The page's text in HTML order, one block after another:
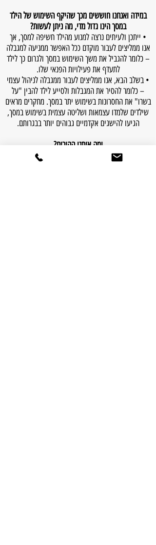
במידה ואנחנו חוששים מכך שהיקף השימוש של הילד
במסך הינו גדול מדי, מה ניתן לעשות?
• ייתכן ולעיתים נרצה למנוע מהילד חשיפה למסך, אך
אנו ממליצים לעבור מוקדם ככל האפשר ממניעה למגבלה
– כלומר להגביל את משך השימוש במסך ולגרום כך לילד
לתעדף את פעילויות הפנאי שלו.
• בשלב הבא, אנו ממליצים לעבור ממגבלה לניהול עצמי
– כלומר להסיר את המגבלות ולסייע לילד להבין "על
בשרו" את החסרונות בשימוש יתר במסך. מחקרים מראים
שילדים שלמדו עצמאות ושליטה עצמית בשימוש במסך,
הגיעו להישגים אקדמיים גבוהים יותר בבגרותם.
ומה איתנו ההורים?
במידה ואנו חוששים מכך שהיקף השימוש של ילדינו